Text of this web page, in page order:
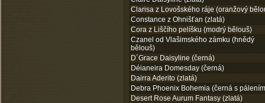
Clarisa z Lovošského ráje (oranžový
Constance z Ohnišťan (zlatá)
Cora z Liščího pelíšku (modrý bělouš)
Czanel od Vlašimského zámku (hnědý
bělouš)
D´Grace Daisyline (černá)
Déianeira Domesday (černá)
Dairra Aderito (zlatá)
Debra Phoenix Bohemia (černá s
Desert Rose Aurum Fantasy (zlatá)